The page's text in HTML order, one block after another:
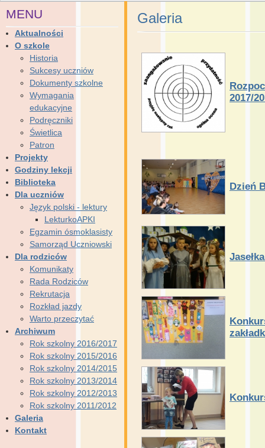
MENU
Aktualności
O szkole
Historia
Sukcesy uczniów
Dokumenty szkolne
Wymagania
edukacyjne
Podręczniki
Świetlica
Patron
Projekty
Godziny lekcji
Biblioteka
Dla uczniów
Język polski - lektury
LekturkoAPKI
Egzamin ósmoklasisty
Samorząd Uczniowski
Dla rodziców
Komunikaty
Rada Rodziców
Rekrutacja
Rozkład jazdy
Warto przeczytać
Archiwum
Rok szkolny 2016/2017
Rok szkolny 2015/2016
Rok szkolny 2014/2015
Rok szkolny 2013/2014
Rok szkolny 2012/2013
Rok szkolny 2011/2012
Galeria
Kontakt
Galeria
2017/
Dzień